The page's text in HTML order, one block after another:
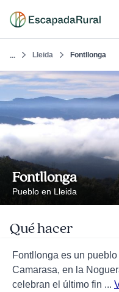
... Lleida Fontllonga
Fontllonga
Pueblo en Lleida
Qué hacer
Fontllonga es un
Camarasa, en la
celebran el último fin ...